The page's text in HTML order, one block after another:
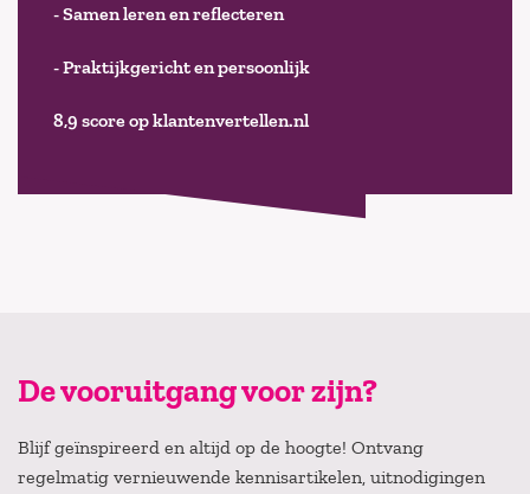
- Samen leren en reflecteren
- Praktijkgericht en persoonlijk
8,9 score op klantenvertellen.nl
De vooruitgang voor zijn?
Blijf geïnspireerd en altijd op de hoogte! Ontvang
regelmatig vernieuwende kennisartikelen, uitnodigingen